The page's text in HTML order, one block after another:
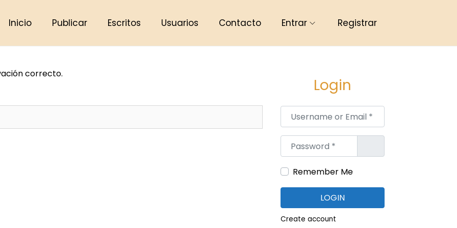
Inicio Publicar Escritos Usuarios Contacto Entrar Registrar
correcto.
Login
Username or Email*
Password*
Remember Me
LOGIN
Create account